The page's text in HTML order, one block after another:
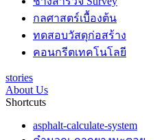
กลศาสตร์เบื้องต้น
ทดสอบวัสดุก่อสร้าง
คอนกรีตเทคโนโลยี
stories
About Us
Shortcuts
asphalt-calculate-system